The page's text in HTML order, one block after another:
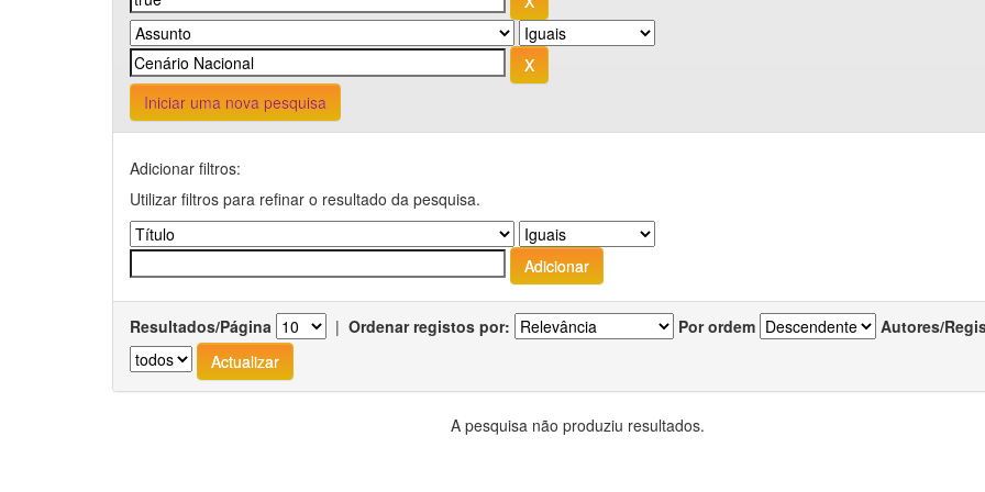
Iniciar uma nova pesquisa
Adicionar filtros:
Utilizar filtros para refinar o resultado da pesquisa.
Resultados/Página | Ordenar registos por: Por ordem Autores/
A pesquisa não produziu resultados.